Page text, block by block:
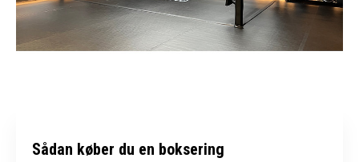
Sådan køber du en boksering